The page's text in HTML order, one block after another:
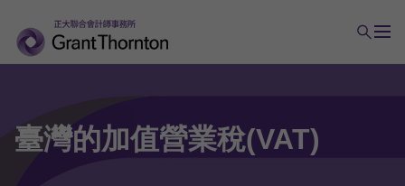
臺灣的加值營業稅(VAT)